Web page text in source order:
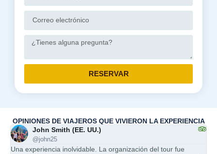
RESERVAR
OPINIONES DE VIAJEROS QUE VIVIERON LA EXPERIENCIA
John Smith (EE. UU.)
@john25
Una experiencia inolvidable. La organización del tour fue